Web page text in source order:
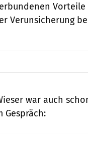
Vorteile
Verunsicherung
war auch
Gespräch: